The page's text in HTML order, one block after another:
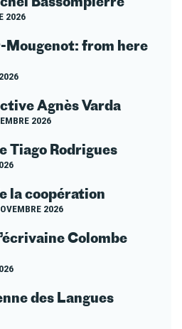
2026
Mougenot: from here
Agnès Varda
2026
Tiago Rodrigues
la coopération
2026
Colombe
des Langues